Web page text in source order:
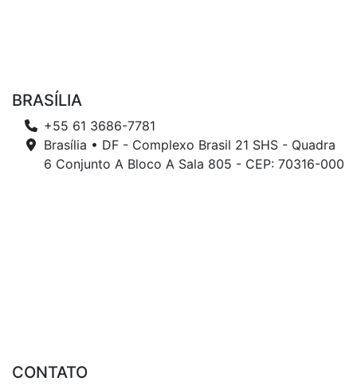
BRASÍLIA
+55 61 3686-7781
Brasília • DF - Complexo Brasil 21 SHS - Quadra
6 Conjunto A Bloco A Sala 805 - CEP: 70316-000
CONTATO